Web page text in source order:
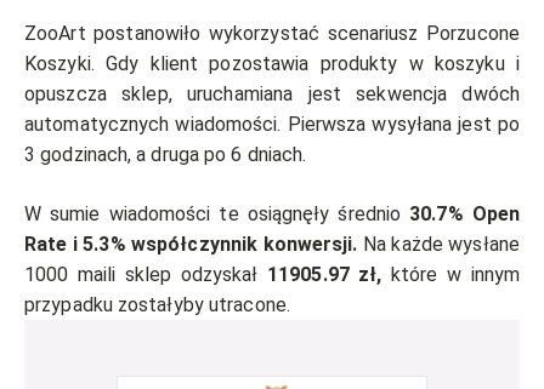
ZooArt postanowiło wykorzystać scenariusz Porzucone
Koszyki. Gdy klient pozostawia produkty w koszyku i
opuszcza sklep, uruchamiana jest sekwencja dwóch
automatycznych wiadomości. Pierwsza wysyłana jest po
3 godzinach, a druga po 6 dniach.
W sumie wiadomości te osiągnęły średnio 30.7% Open
Rate i 5.3% współczynnik konwersji. Na każde wysłane
1000 maili sklep odzyskał 11905.97 zł, które w innym
przypadku zostałyby utracone.